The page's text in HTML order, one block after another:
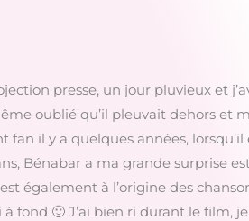
presse, un jour pluvieux et
oublié qu’il pleuvait dehors et
fan il y a quelques années,
Bénabar a ma grande surprise
également à l’origine des
fond 🙂 J’ai bien ri durant le film,